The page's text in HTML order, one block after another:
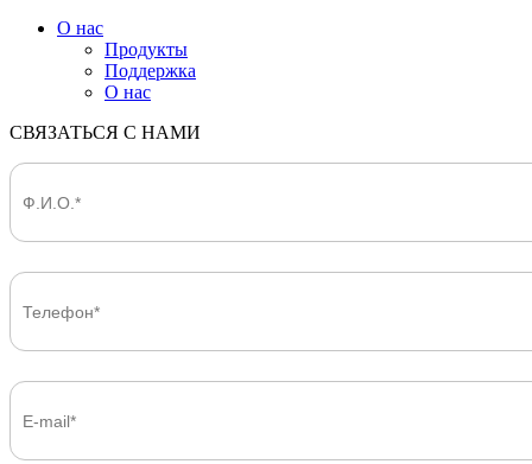
О нас
Продукты
Поддержка
О нас
СВЯЗАТЬСЯ С НАМИ